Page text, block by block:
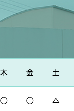
木 金 土
◯ ◯ △